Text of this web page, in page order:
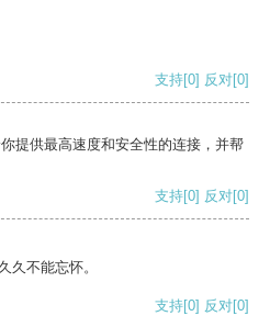
支持[0] 反对[0]
提供最高速度和安全性的连接，并帮
支持[0] 反对[0]
久不能忘怀。
支持[0] 反对[0]